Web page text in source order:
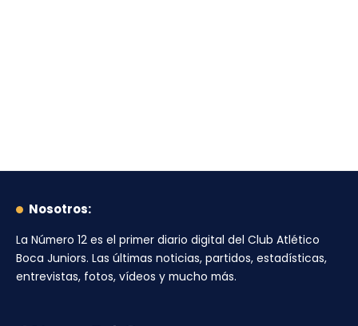
Nosotros:
La Número 12 es el primer diario digital del Club Atlético
Boca Juniors. Las últimas noticias, partidos, estadísticas,
entrevistas, fotos, vídeos y mucho más.